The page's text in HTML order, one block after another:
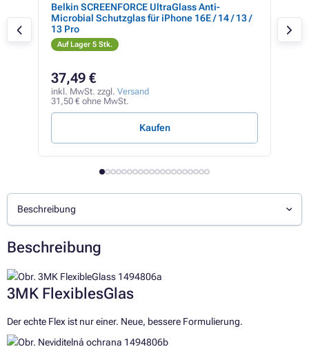
Belkin SCREENFORCE UltraGlass Anti-
Microbial Schutzglas für iPhone 16E / 14 / 13 /
13 Pro
Auf Lager 5 Stk.
37,49 €
inkl. MwSt. zzgl. Versand
31,50 € ohne MwSt.
Kaufen
Pro
Beschreibung
Beschreibung
3MK FlexiblesGlas
Der echte Flex ist nur einer. Neue, bessere Formulierung.